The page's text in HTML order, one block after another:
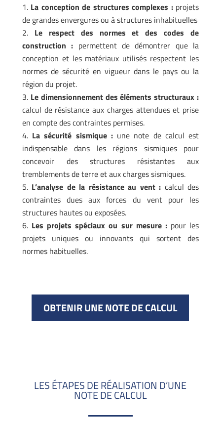
La conception de structures complexes :projets
de grandes envergures ou à structures inhabituelles
Le respect des normes et des codes de
construction : permettent de démontrer que la
conception et les matériaux utilisés respectent les
normes de sécurité en vigueur dans le pays ou la
région du projet.
Le dimensionnement des éléments structuraux :
calcul de résistance aux charges attendues et prise
en compte des contraintes permises.
La sécurité sismique :une note de calcul est
indispensable dans les régions sismiques pour
concevoir des structures résistantes aux
tremblements de terre et aux charges sismiques.
L’analyse de la résistance au vent : calcul des
contraintes dues aux forces du vent pour les
structures hautes ou exposées.
Les projets spéciaux ou sur mesure :pour les
projets uniques ou innovants qui sortent des
normes habituelles.
OBTENIR UNE NOTE DE CALCUL
LES ÉTAPES DE RÉALISATION D’UNE
NOTE DE CALCUL